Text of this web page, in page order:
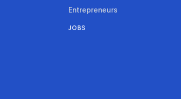
Entrepreneurs
JOBS